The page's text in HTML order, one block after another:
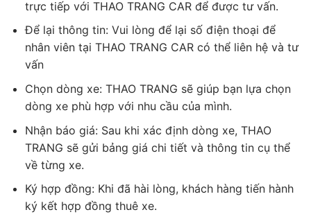
trực tiếp với THAO TRANG CAR để được tư vấn.
Để lại thông tin: Vui lòng để lại số điện thoại để
nhân viên tại THAO TRANG CAR có thể liên hệ và tư
vấn
Chọn dòng xe: THAO TRANG sẽ giúp bạn lựa chọn
dòng xe phù hợp với nhu cầu của mình.
Nhận báo giá: Sau khi xác định dòng xe, THAO
TRANG sẽ gửi bảng giá chi tiết và thông tin cụ thể
về từng xe.
Ký hợp đồng: Khi đã hài lòng, khách hàng tiến hành
ký kết hợp đồng thuê xe.